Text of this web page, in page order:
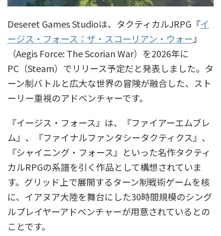
Deseret Games Studioは、タクティカルJRPG『イ
ージス・フォース：ザ・スコーリアン・ウォー』
（Aegis Force: The Scorian War）を2026年に
PC（Steam）でリリース予定だと発表しました。タ
ーン制バトルと広大な世界の冒険が融合した、スト
ーリー重視のアドベンチャーです。
『イージス・フォース』は、『ファイアーエムブレ
ム』、『ファイナルファンタシータクティクス』、
『シャイニング・フォース』といった名作タクティ
カルRPGの系譜を引く作品として構想されていま
す。グリッド上で展開するターン制戦術ゲームを核
に、イアヌア大陸を舞台にした30時間規模のシング
ルプレイヤーアドベンチャーが用意されているとの
ことです。